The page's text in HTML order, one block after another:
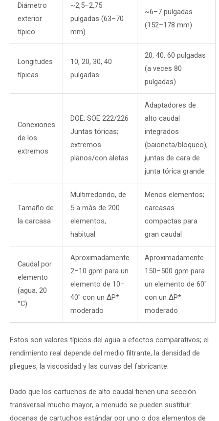
Diámetro
exterior
típico
~2,5–2,75
pulgadas (63–70
mm)
~6–7 pulgadas
(152–178 mm)
Longitudes
típicas
10, 20, 30, 40
pulgadas
20, 40, 60 pulgadas
(a veces 80
pulgadas)
Conexiones
de los
extremos
DOE; SOE 222/226
Juntas tóricas;
extremos
planos/con aletas
Adaptadores de
alto caudal
integrados
(baioneta/bloqueo),
juntas de cara de
junta tórica grande
Tamaño de
la carcasa
Multirredondo, de
5 a más de 200
elementos,
habitual
Menos elementos;
carcasas
compactas para
gran caudal
Caudal por
elemento
(agua, 20
°C)
Aproximadamente
2–10 gpm para un
elemento de 10–
40″ con un ΔP*
moderado
Aproximadamente
150–500 gpm para
un elemento de 60″
con un ΔP*
moderado
Estos son valores típicos del agua a efectos comparativos; el
rendimiento real depende del medio filtrante, la densidad de
pliegues, la viscosidad y las curvas del fabricante.
Dado que los cartuchos de alto caudal tienen una sección
transversal mucho mayor, a menudo se pueden sustituir
docenas de cartuchos estándar por uno o dos elementos de